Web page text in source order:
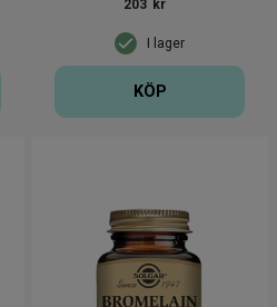
I lager
203 kr
KÖP